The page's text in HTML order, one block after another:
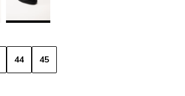
44 45